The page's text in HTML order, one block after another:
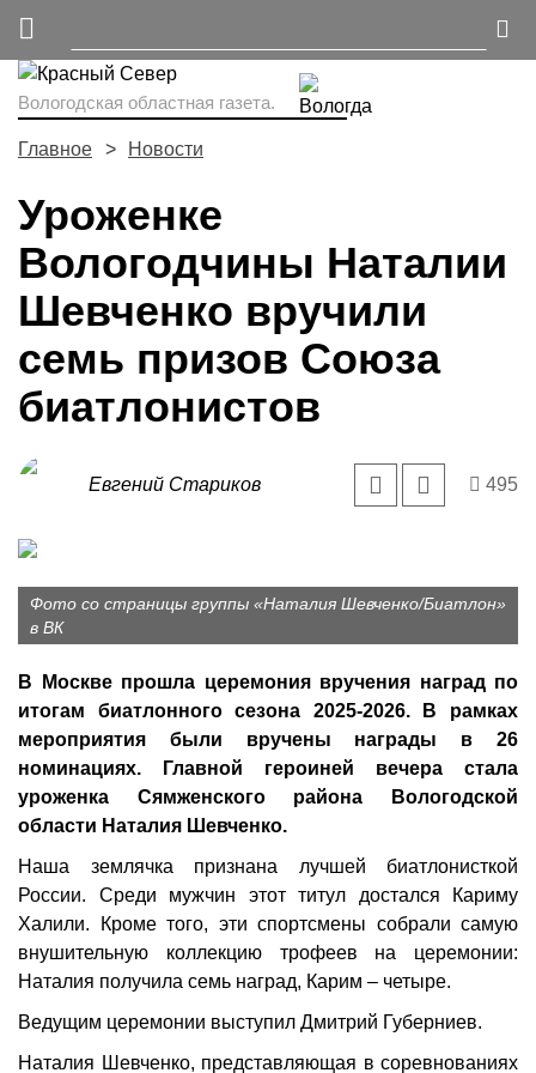
Вологодская областная газета.
Главное Новости
Уроженке
Вологодчины Наталии
Шевченко вручили
семь призов Союза
биатлонистов
Евгений Стариков 495
Фото со страницы группы «Наталия Шевченко/Биатлон»
в ВК
В Москве прошла церемония вручения наград по
итогам биатлонного сезона 2025-2026. В рамках
мероприятия были вручены награды в 26
номинациях. Главной героиней вечера стала
уроженка Сямженского района Вологодской
области Наталия Шевченко.
Наша землячка признана лучшей биатлонисткой
России. Среди мужчин этот титул достался Кариму
Халили. Кроме того, эти спортсмены собрали самую
внушительную коллекцию трофеев на церемонии:
Наталия получила семь наград, Карим – четыре.
Ведущим церемонии выступил Дмитрий Губерниев.
Наталия Шевченко, представляющая в соревнованиях